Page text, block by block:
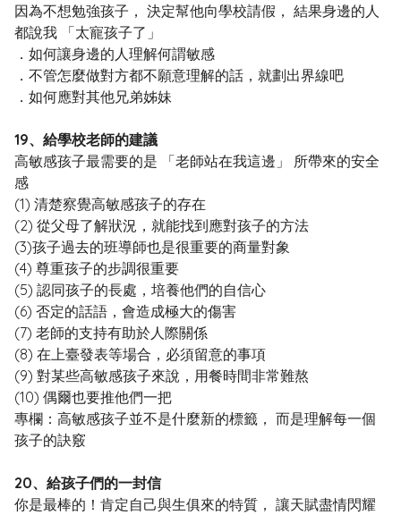
因為不想勉強孩子， 決定幫他向學校請假， 結果身邊的人
都說我 「太寵孩子了」
．如何讓身邊的人理解何謂敏感
．不管怎麼做對方都不願意理解的話，就劃出界線吧
．如何應對其他兄弟姊妹
19、給學校老師的建議
高敏感孩子最需要的是 「老師站在我這邊」 所帶來的安全
感
(1) 清楚察覺高敏感孩子的存在
(2) 從父母了解狀況，就能找到應對孩子的方法
(3)孩子過去的班導師也是很重要的商量對象
(4) 尊重孩子的步調很重要
(5) 認同孩子的長處，培養他們的自信心
(6) 否定的話語，會造成極大的傷害
(7) 老師的支持有助於人際關係
(8) 在上臺發表等場合，必須留意的事項
(9) 對某些高敏感孩子來說，用餐時間非常難熬
(10) 偶爾也要推他們一把
專欄：高敏感孩子並不是什麼新的標籤， 而是理解每一個
孩子的訣竅
20、給孩子們的一封信
你是最棒的！肯定自己與生俱來的特質， 讓天賦盡情閃耀